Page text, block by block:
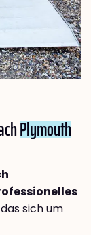
Plymouth
sich um